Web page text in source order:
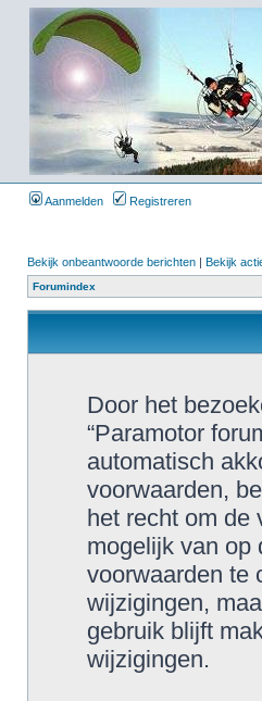
Aanmelden Registreren
Bekijk onbeantwoorde berichten | Bekijk
Forumindex
Door het
“Paramotor
automatisch
voorwaarden,
het recht om de
mogelijk van op
voorwaarden te
wijzigingen,
gebruik blijft
wijzigingen.